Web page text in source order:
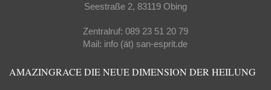
Seestraße 2, 83119 Obing
Zentralruf: 089 23 51 20 79
Mail: info (ät) san-esprit.de
AMAZINGRACE DIE NEUE DIMENSION DER HEILUNG